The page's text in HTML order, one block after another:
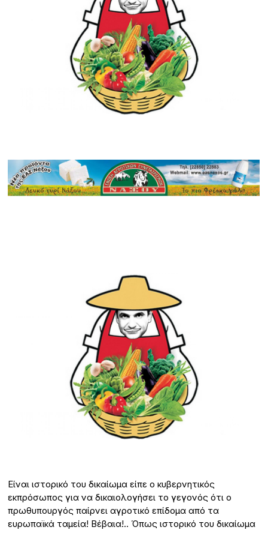
Είναι ιστορικό του δικαίωμα είπε ο κυβερνητικός
εκπρόσωπος για να δικαιολογήσει το γεγονός ότι ο
πρωθυπουργός παίρνει αγροτικό επίδομα από τα
ευρωπαϊκά ταμεία! Βέβαια!.. Όπως ιστορικό του δικαίωμα